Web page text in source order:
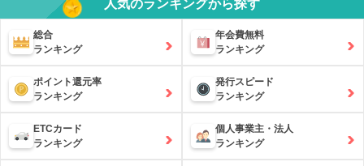
人気のランキングから探す
総合
ランキング
年会費無料
ランキング
ポイント還元率
ランキング
発行スピード
ランキング
ETCカード
ランキング
個人事業主・法人
ランキング